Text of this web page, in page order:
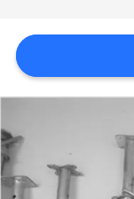
DO
SITE
POLICY